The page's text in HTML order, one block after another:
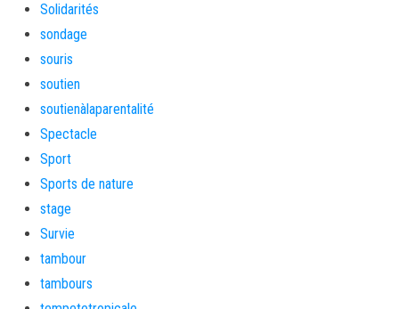
Solidarités
sondage
souris
soutien
soutienàlaparentalité
Spectacle
Sport
Sports de nature
stage
Survie
tambour
tambours